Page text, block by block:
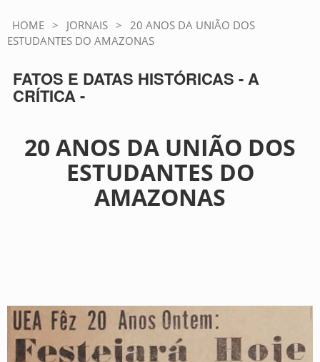
HOME > JORNAIS > 20 ANOS DA UNIÃO DOS
ESTUDANTES DO AMAZONAS
FATOS E DATAS HISTÓRICAS - A
CRÍTICA -
20 ANOS DA UNIÃO DOS
ESTUDANTES DO
AMAZONAS